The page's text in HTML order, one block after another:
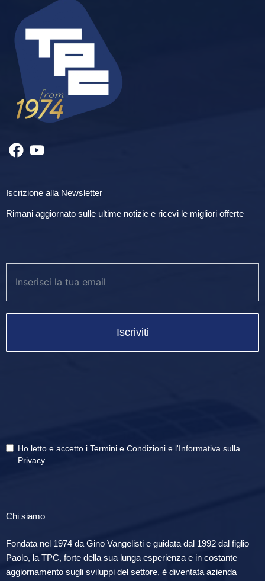
Iscrizione alla Newsletter
Rimani aggiornato sulle ultime notizie e ricevi le migliori offerte
Iscriviti
Ho letto e accetto i Termini e Condizioni e l'Informativa sulla
Privacy
Chi siamo
Fondata nel 1974 da Gino Vangelisti e guidata dal 1992 dal figlio
Paolo, la TPC, forte della sua lunga esperienza e in costante
aggiornamento sugli sviluppi del settore, è diventata azienda